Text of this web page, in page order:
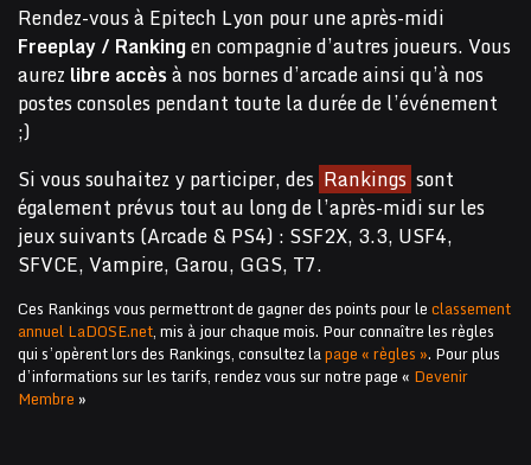
Rendez-vous à Epitech Lyon pour une après-midi
Freeplay / Rankingen compagnie d’autres joueurs. Vous
aurez libre accèsà nos bornes d’arcade ainsi qu’à nos
postes consoles pendant toute la durée de l’événement
;)
Si vous souhaitez y participer, des Rankings sont
également prévus tout au long de l’après-midi sur les
jeux suivants (Arcade & PS4) : SSF2X, 3.3, USF4,
SFVCE, Vampire, Garou, GGS, T7.
Ces Rankings vous permettront de gagner des points pour le classement
annuel LaDOSE.net, mis à jour chaque mois. Pour connaître les règles
qui s’opèrent lors des Rankings, consultez lapage « règles ». Pour plus
d’informations sur les tarifs, rendez vous sur notre page « Devenir
Membre »